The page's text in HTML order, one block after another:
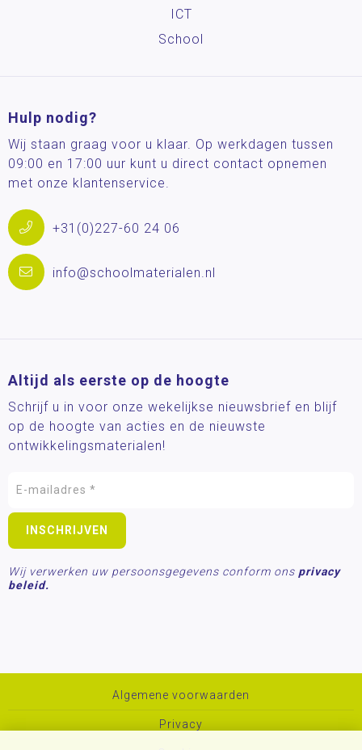
ICT
School
Hulp nodig?
Wij staan graag voor u klaar. Op werkdagen tussen
09:00 en 17:00 uur kunt u direct contact opnemen
met onze klantenservice.
+31(0)227-60 24 06
info@schoolmaterialen.nl
Altijd als eerste op de hoogte
Schrijf u in voor onze wekelijkse nieuwsbrief en blijf
op de hoogte van acties en de nieuwste
ontwikkelingsmaterialen!
Wij verwerken uw persoonsgegevens conform ons privacy
beleid.
Algemene voorwaarden
Privacy